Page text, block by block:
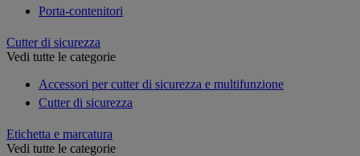
Porta-contenitori
Cutter di sicurezza
Vedi tutte le categorie
Accessori per cutter di sicurezza e multifunzione
Cutter di sicurezza
Etichetta e marcatura
Vedi tutte le categorie